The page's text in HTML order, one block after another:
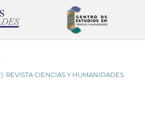
REVISTA CIENCIAS Y HUMANIDADES